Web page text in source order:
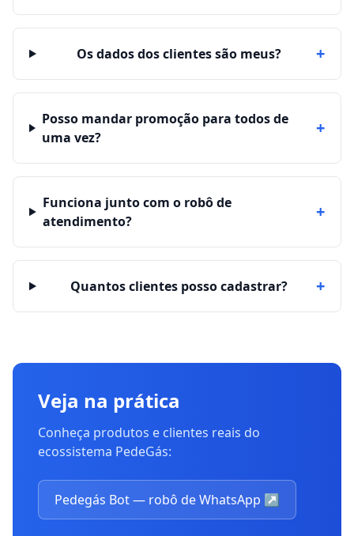
Os dados dos clientes são meus? +
Posso mandar promoção para todos de
uma vez?
+
Funciona junto com o robô de
atendimento?
+
Quantos clientes posso cadastrar? +
Veja na prática
Conheça produtos e clientes reais do
ecossistema PedeGás:
Pedegás Bot — robô de WhatsApp ↗